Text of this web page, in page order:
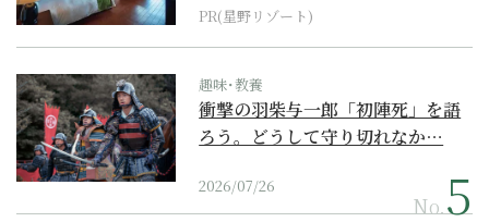
PR(星野リゾート)
趣味･教養
衝撃の羽柴与一郎「初陣死」を語
ろう。どうして守り切れなか…
2026/07/26
No.